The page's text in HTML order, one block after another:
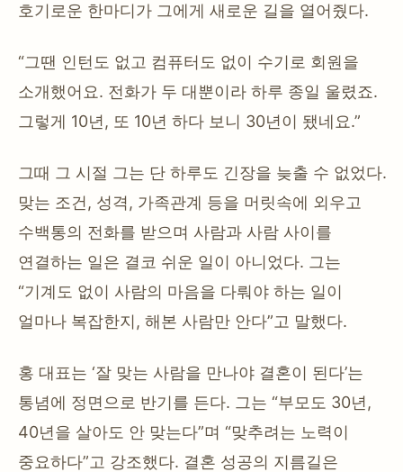
호기로운 한마디가 그에게 새로운 길을 열어줬다.
“그땐 인턴도 없고 컴퓨터도 없이 수기로 회원을
소개했어요. 전화가 두 대뿐이라 하루 종일 울렸죠.
그렇게 10년, 또 10년 하다 보니 30년이 됐네요.”
그때 그 시절 그는 단 하루도 긴장을 늦출 수 없었다.
맞는 조건, 성격, 가족관계 등을 머릿속에 외우고
수백통의 전화를 받으며 사람과 사람 사이를
연결하는 일은 결코 쉬운 일이 아니었다. 그는
“기계도 없이 사람의 마음을 다뤄야 하는 일이
얼마나 복잡한지, 해본 사람만 안다”고 말했다.
홍 대표는 ‘잘 맞는 사람을 만나야 결혼이 된다’는
통념에 정면으로 반기를 든다. 그는 “부모도 30년,
40년을 살아도 안 맞는다”며 “맞추려는 노력이
중요하다”고 강조했다. 결혼 성공의 지름길은